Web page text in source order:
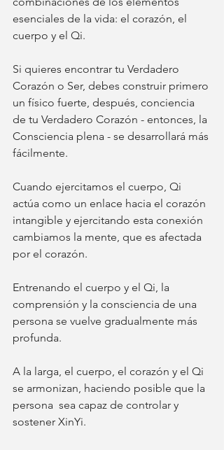
esenciales de la vida: el corazón, el
cuerpo y el Qi.
Si quieres encontrar tu Verdadero
Corazón o Ser, debes construir primero
un físico fuerte, después, conciencia
de tu Verdadero Corazón - entonces, la
Consciencia plena - se desarrollará más
fácilmente.
Cuando ejercitamos el cuerpo, Qi
actúa como un enlace hacia el corazón
intangible y ejercitando esta conexión
cambiamos la mente, que es afectada
por el corazón.
Entrenando el cuerpo y el Qi, la
comprensión y la consciencia de una
persona se vuelve gradualmente más
profunda.
A la larga, el cuerpo, el corazón y el Qi
se armonizan, haciendo posible que la
persona  sea capaz de controlar y
sostener XinYi.